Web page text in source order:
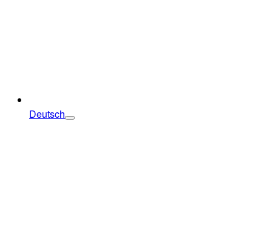
Deutsch